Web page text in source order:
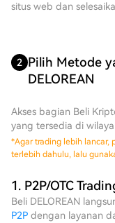
situs web dan
2 Pilih Metode
DELOREAN
Akses bagian Beli
yang tersedia di
*Agar trading lebih lancar,
terlebih dahulu, lalu
1. P2P/OTC
Beli DELOREAN
P2P dengan layanan